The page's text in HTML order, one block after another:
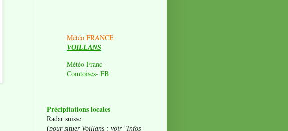
Météo FRANCE
VOILLANS
Météo Franc-
Comtoises- FB
Précipitations locales
Radar suisse
(pour situer Voillans : voir "Infos